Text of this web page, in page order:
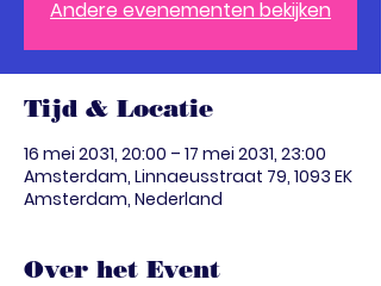
Andere evenementen bekijken
Tijd & Locatie
16 mei 2031, 20:00 – 17 mei 2031, 23:00
Amsterdam, Linnaeusstraat 79, 1093 EK
Amsterdam, Nederland
Over het Event